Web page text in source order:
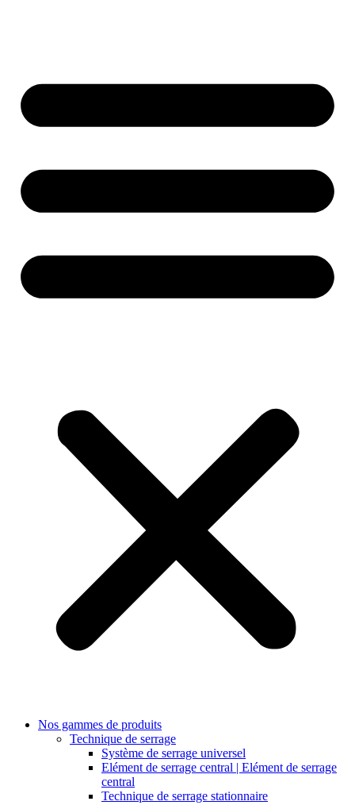
Nos gammes de produits
Technique de serrage
Système de serrage universel
Elément de serrage central | Elément de serrage
central
Technique de serrage stationnaire